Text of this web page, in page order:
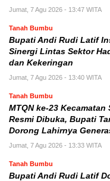
Jumat, 7 Agu 2026 - 13:47 WITA
Tanah Bumbu
Bupati Andi Rudi Latif
Sinergi Lintas Sektor
dan Kekeringan
Jumat, 7 Agu 2026 - 13:40 WITA
Tanah Bumbu
MTQN ke-23 Kecamatan
Resmi Dibuka, Bupati
Dorong Lahirnya
Jumat, 7 Agu 2026 - 13:33 WITA
Tanah Bumbu
Bupati Andi Rudi Latif